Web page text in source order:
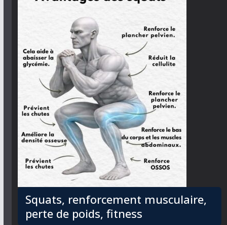
Squats, renforcement musculaire,
perte de poids, fitness